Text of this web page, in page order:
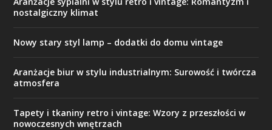
nostalgiczny klimat
Nowy stary styl lamp – dodatki do domu vintage
Aranżacje biur w stylu industrialnym: Surowość i twórcza
atmosfera
Tapety i tkaniny retro i vintage: Wzory z przeszłości w
nowoczesnych wnętrzach